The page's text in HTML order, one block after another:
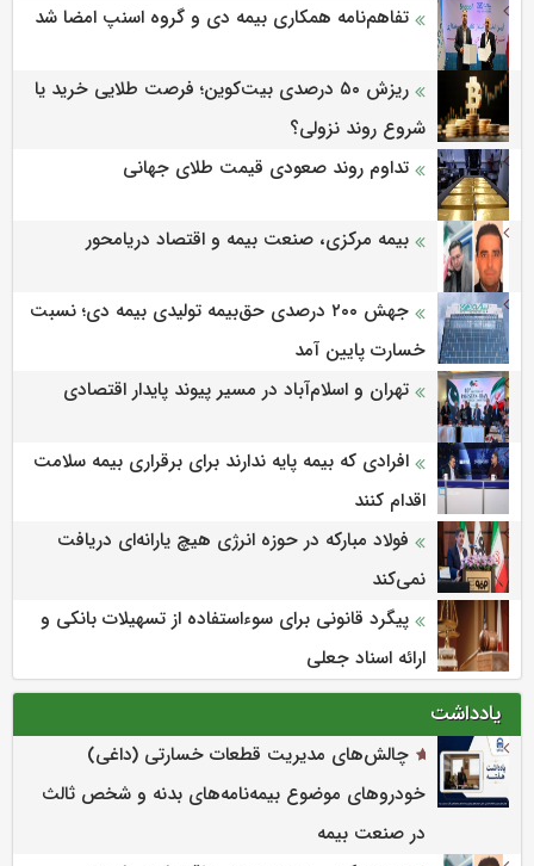
تفاهم‌نامه همکاری بیمه دی و گروه اسنپ امضا شد
ریزش ۵۰ درصدی بیت‌کوین؛ فرصت طلایی خرید یا
شروع روند نزولی؟
تداوم روند صعودی قیمت طلای جهانی
بیمه مرکزی، صنعت بیمه و اقتصاد دریامحور
جهش ۲۰۰ درصدی حق‌بیمه تولیدی بیمه دی؛ نسبت
خسارت پایین آمد
تهران و اسلام‌آباد در مسیر پیوند پایدار اقتصادی
افرادی که بیمه پایه ندارند برای برقراری بیمه سلامت
اقدام کنند
فولاد مبارکه در حوزه انرژی هیچ یارانه‌ای دریافت
نمی‌کند
پیگرد قانونی برای سوءاستفاده از تسهیلات بانکی و
ارائه اسناد جعلی
یادداشت
چالش‌های مدیریت قطعات خسارتی (داغی)
خودروهای موضوع بیمه‌نامه‌های بدنه و شخص ثالث
در صنعت بیمه